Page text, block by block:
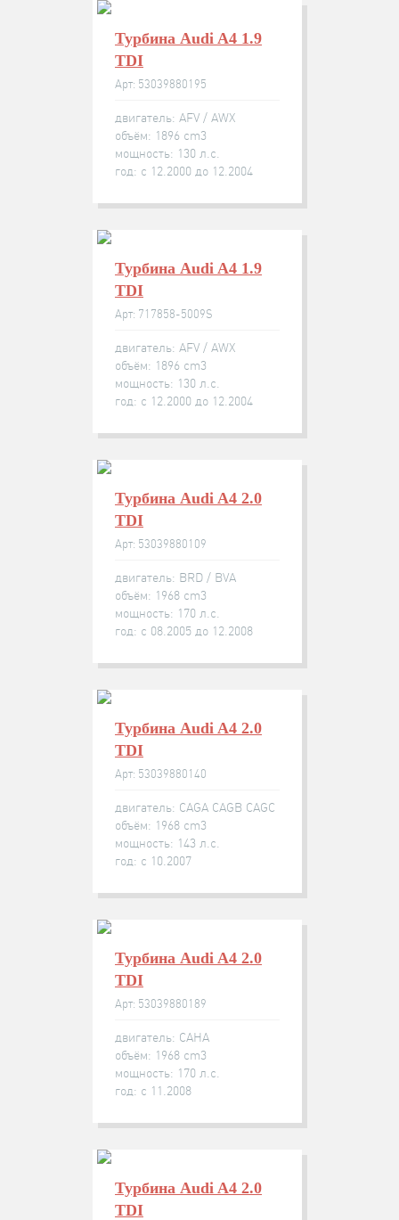
Турбина Audi A4 1.9
TDI
Арт: 53039880195
двигатель: AFV / AWX
объём: 1896 cm3
мощность: 130 л.с.
год: с 12.2000 до 12.2004
Турбина Audi A4 1.9
TDI
Арт: 717858-5009S
двигатель: AFV / AWX
объём: 1896 cm3
мощность: 130 л.с.
год: с 12.2000 до 12.2004
Турбина Audi A4 2.0
TDI
Арт: 53039880109
двигатель: BRD / BVA
объём: 1968 cm3
мощность: 170 л.с.
год: с 08.2005 до 12.2008
Турбина Audi A4 2.0
TDI
Арт: 53039880140
двигатель: CAGA CAGB CAGC
объём: 1968 cm3
мощность: 143 л.с.
год: с 10.2007
Турбина Audi A4 2.0
TDI
Арт: 53039880189
двигатель: CAHA
объём: 1968 cm3
мощность: 170 л.с.
год: с 11.2008
Турбина Audi A4 2.0
TDI